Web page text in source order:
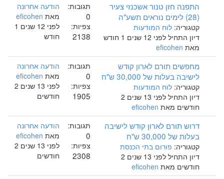
התפנה חזן טנור אשכנזי צעיר
(28) לימים נוראים תשע"ה
קטגוריה: לוח המודעות
דיון התחיל לפני 12 שנים 1 חודש
מאת eficohen
תגובות:
0
צפיות:
2138
הודעה אחרונה
מאת eficohen
לפני 12 שנים 1
חודש
מחפשים תורם לארון קודש
לישיבה בעלות של 30,000 ש"ח
קטגוריה: לוח המודעות
דיון התחיל לפני 13 שנים 2
חודשים מאת eficohen
תגובות:
0
צפיות:
1905
הודעה אחרונה
מאת eficohen
לפני 13 שנים 2
חודשים
דרוש תורם לארון קודש לישיבה
בעלות של 30,000 ש"ח
קטגוריה: פורום בתי הכנסת
דיון התחיל לפני 13 שנים 2
חודשים מאת eficohen
תגובות:
0
צפיות:
2308
הודעה אחרונה
מאת eficohen
לפני 13 שנים 2
חודשים